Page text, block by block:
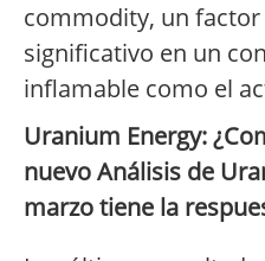
commodity, un factor
significativo en un
inflamable como el
Uranium Energy:
nuevo Análisis de
marzo tiene la